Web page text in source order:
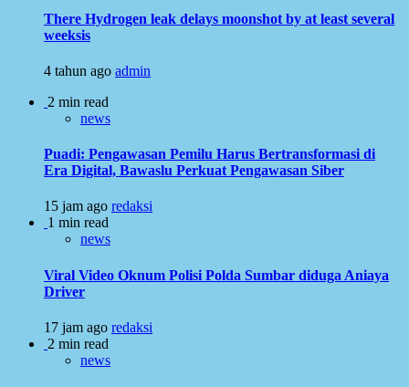
There Hydrogen leak delays moonshot by at least several
weeksis
4 tahun ago admin
2 min read
news
Puadi: Pengawasan Pemilu Harus Bertransformasi di
Era Digital, Bawaslu Perkuat Pengawasan Siber
15 jam ago redaksi
1 min read
news
Viral Video Oknum Polisi Polda Sumbar diduga Aniaya
Driver
17 jam ago redaksi
2 min read
news